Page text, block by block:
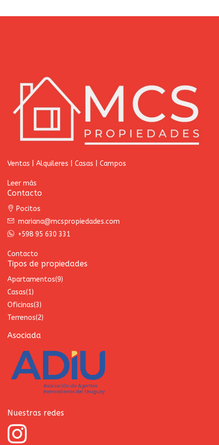
Ventas | Alquileres | Casas | Campos
Leer más
Contacto
Pocitos
mariana@mcspropiedades.com
+598 95 630 331
Contacto
Tipos de propiedades
Apartamentos(9)
Casas(1)
Oficinas(3)
Terrenos(2)
Asociada
Nuestras redes